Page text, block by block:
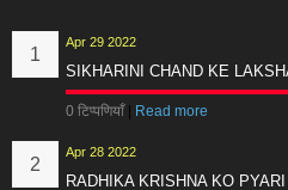
Apr 29 2022
SIKHARINI CHAND KE
0 टिप्पणियाँ Read more
Apr 28 2022
RADHIKA KRISHNA KO PYARI